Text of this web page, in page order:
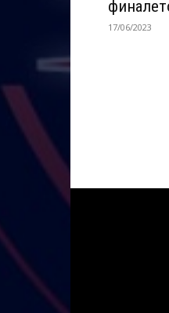
17/06/2023